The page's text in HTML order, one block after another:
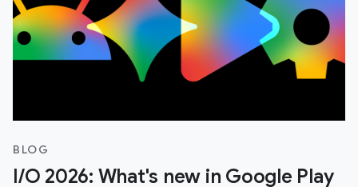
BLOG
I/O 2026: What's new in Google Play